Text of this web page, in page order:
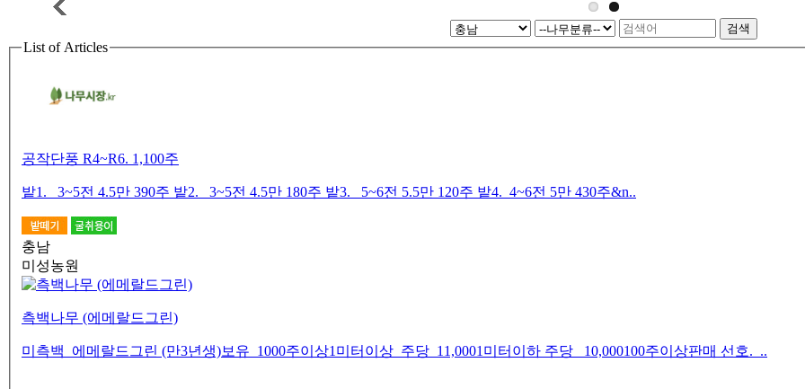
List of Articles
공작단풍 R4~R6. 1,100주
밭1. 3~5전 4.5만 390주 밭2. 3~5전 4.5만 180주 밭3. 5~6전 5.5만 120주 밭4. 4~6전 5만 430주&n..
충남
미성농원
측백나무 (에메랄드그린)
미측백 에메랄드그린 (만3년생)보유 1000주이상1미터이상 주당 11,0001미터이하 주당 10,000100주이상판매 선호. ..